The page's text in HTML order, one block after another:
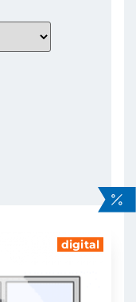
digital